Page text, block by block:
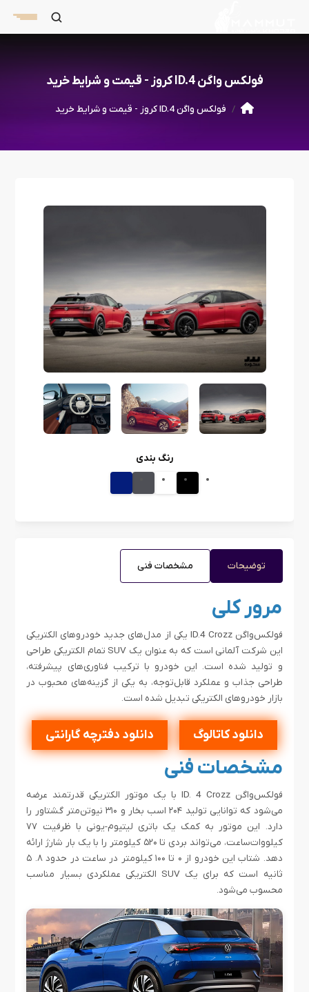
فولکس واگن ID.4 کروز - قیمت و شرایط خرید
فولکس واگن ID.4 کروز - قیمت و شرایط خرید
رنگ بندی
توضیحات مشخصات فنی
مرور کلی
فولکس‌واگن ID.4 Crozz یکی از مدل‌های جدید خودروهای الکتریکی
این شرکت آلمانی است که به عنوان یک SUV تمام الکتریکی طراحی
و تولید شده است. این خودرو با ترکیب فناوری‌های پیشرفته،
طراحی جذاب و عملکرد قابل‌توجه، به یکی از گزینه‌های محبوب در
بازار خودروهای الکتریکی تبدیل شده است.
دانلود کاتالوگ دانلود دفترچه گارانتی
مشخصات فنی
فولکس‌واگن ID. 4 Crozz با یک موتور الکتریکی قدرتمند عرضه
می‌شود که توانایی تولید ۲۰۴ اسب بخار و ۳۱۰ نیوتن‌متر گشتاور را
دارد. این موتور به کمک یک باتری لیتیوم-یونی با ظرفیت ۷۷
کیلووات‌ساعت، می‌تواند بردی تا ۵۲۰ کیلومتر را با یک بار شارژ ارائه
دهد. شتاب این خودرو از ۰ تا ۱۰۰ کیلومتر در ساعت در حدود ۸. ۵
ثانیه است که برای یک SUV الکتریکی عملکردی بسیار مناسب
محسوب می‌شود.